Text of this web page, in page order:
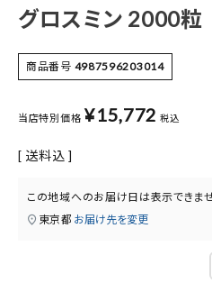
医薬品
健康食品
化粧品
雑貨
グロスミン 2000粒
商品番号 4987596203014
当店特別価格 ¥15,772 税込
送料込
この地域へのお届け日は表示できま
東京都 お届け先を変更